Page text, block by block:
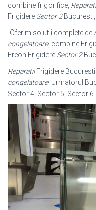
combine frigorifice,
Frigidere Sector 2Bucuresti,
-Oferim solutii complete de
congelatoare, combine
Freon Frigidere Sector 2
ReparatiiFrigidere Bucuresti
congelatoare. Urmatorul
Sector 4, Sector 5, Sector 6.